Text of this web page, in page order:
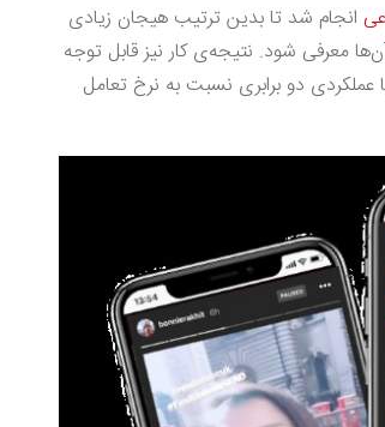
انجام شد تا بدین ترتیب هیجان زیادی
معرفی شود. نتیجه‌ی کار نیز قابل توجه
شامل تعامل ۳.۹ درصد بود که تقریبا عملکردی دو برابری نسبت به نرخ تعامل